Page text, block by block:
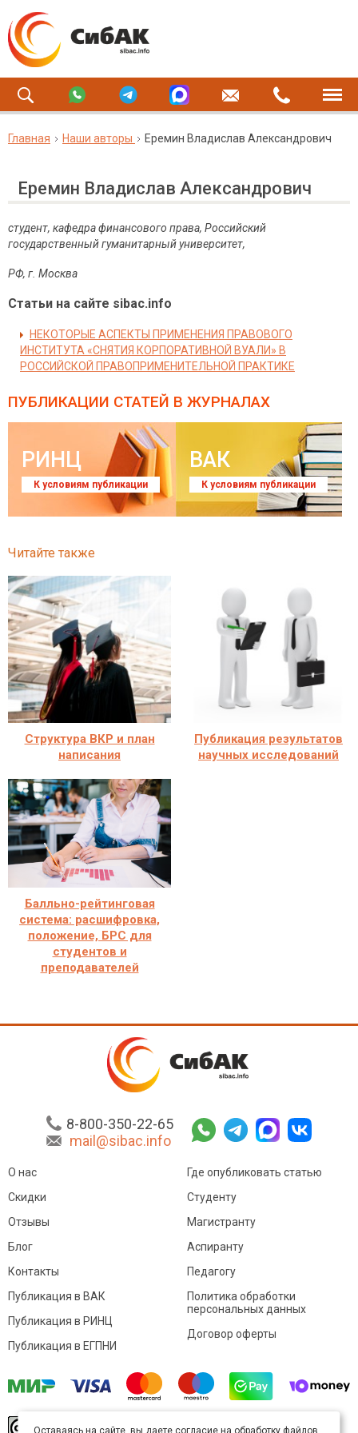
Главная Наши авторы Еремин Владислав Александрович
Еремин Владислав Александрович
студент, кафедра финансового права, Российский
государственный гуманитарный университет,
РФ, г. Москва
Статьи на сайте sibac.info
НЕКОТОРЫЕ АСПЕКТЫ ПРИМЕНЕНИЯ ПРАВОВОГО
ИНСТИТУТА «СНЯТИЯ КОРПОРАТИВНОЙ ВУАЛИ» В
РОССИЙСКОЙ ПРАВОПРИМЕНИТЕЛЬНОЙ ПРАКТИКЕ
ПУБЛИКАЦИИ СТАТЕЙ В ЖУРНАЛАХ
РИНЦ
К условиям публикации
ВАК
К условиям публикации
Читайте также
Структура ВКР и план
написания
Публикация результатов
научных исследований
Балльно-рейтинговая
система: расшифровка,
положение, БРС для
студентов и
преподавателей
8-800-350-22-65
mail@sibac.info
О нас
Скидки
Отзывы
Блог
Контакты
Где опубликовать статью
Студенту
Магистранту
Аспиранту
Педагогу
Публикация в ВАК
Публикация в РИНЦ
Публикация в ЕГПНИ
Политика обработки
персональных данных
Договор оферты
Оставаясь на сайте, вы даете согласие на обработку файлов